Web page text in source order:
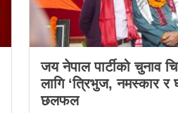
जय नेपाल पार्टीको चुनाव
लागि ‘त्रिभुज, नमस्कार र
छलफल